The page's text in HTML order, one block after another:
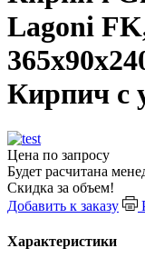
Lagoni
Кирпич с
Цена по запросу
Будет расчитана
Скидка за объем!
Добавить к заказу
Характеристики